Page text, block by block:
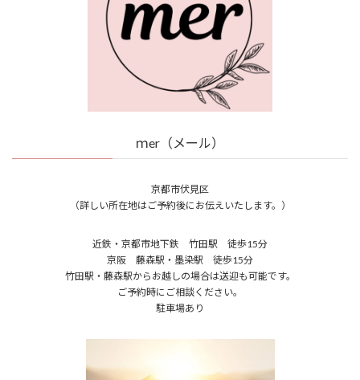
ｍer（メール）
京都市伏見区
（詳しい所在地はご予約後にお伝えいたします。）
近鉄・京都市地下鉄 竹田駅 徒歩15分
京阪 藤森駅・墨染駅 徒歩15分
竹田駅・藤森駅からお越しの場合は送迎も可能です。
ご予約時にご相談ください。
駐車場あり